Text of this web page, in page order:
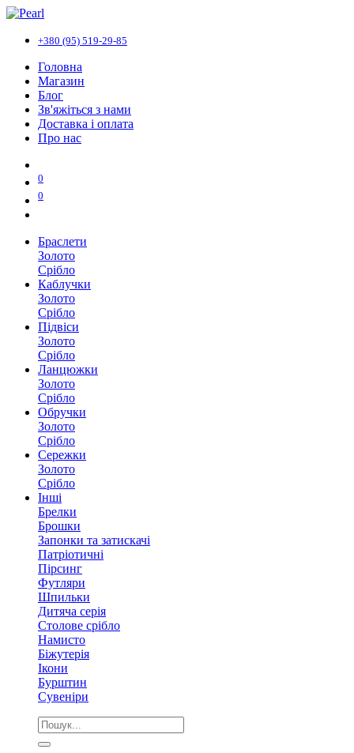
+380 (95) 519-29-85
Головна
Магазин
Блог
Зв'яжіться з нами
Доставка і оплата
Про нас
0
0
Браслети
Золото
Срібло
Каблучки
Золото
Срібло
Підвіси
Золото
Срібло
Ланцюжки
Золото
Срібло
Обручки
Золото
Срібло
Сережки
Золото
Срібло
Інші
Брелки
Брошки
Запонки та затискачі
Патріотичні
Пірсинг
Футляри
Шпильки
Дитяча серія
Столове срібло
Намисто
Біжутерія
Ікони
Бурштин
Сувеніри